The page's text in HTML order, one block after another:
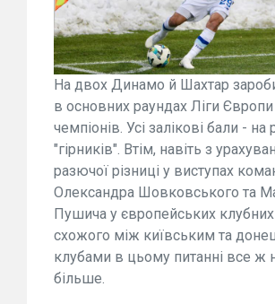
На двох Динамо й Шахтар
в основних раундах Ліги Європи
чемпіонів. Усі залікові бали - на
"гірників". Втім, навіть з
разючої різниці у виступах
Олександра Шовковського та
Пушича у європейських клубних
схожого між київським та
клубами в цьому питанні все ж
більше.